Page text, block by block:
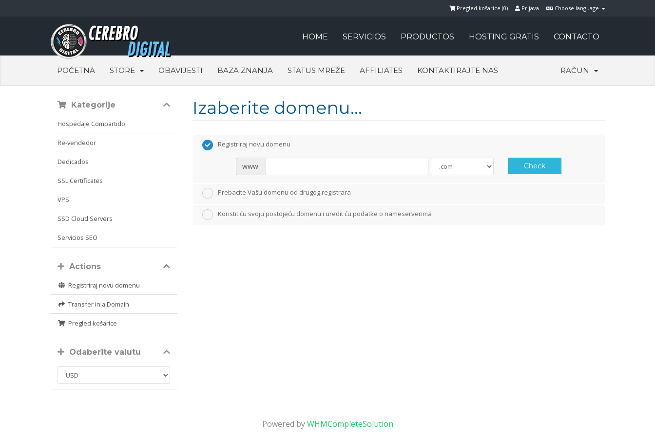
Choose language
Prijava
Pregled košarice (0)
HOME SERVICIOS PRODUCTOS HOSTING GRATIS CONTACTO
POČETNA STORE OBAVIJESTI BAZA ZNANJA STATUS MREŽE AFFILIATES KONTAKTIRAJTE NAS RAČUN
Izaberite domenu...
Kategorije
Hospedaje Compartido
Re-vendedor
Dedicados
SSL Certificates
VPS
SSD Cloud Servers
Servicios SEO
Actions
Registriraj novu domenu
Transfer in a Domain
Pregled košarice
Odaberite valutu
Registriraj novu domenu
www. Check
Prebacite Vašu domenu od drugog registrara
Koristit ću svoju postojeću domenu i uredit ću podatke o nameserverima
Powered byWHMCompleteSolution